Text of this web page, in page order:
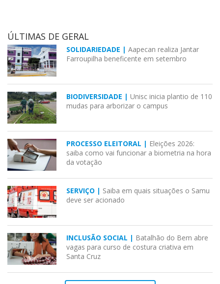
ÚLTIMAS DE GERAL
SOLIDARIEDADE | Aapecan realiza Jantar
Farroupilha beneficente em setembro
BIODIVERSIDADE | Unisc inicia plantio de 110
mudas para arborizar o campus
PROCESSO ELEITORAL | Eleições 2026:
saiba como vai funcionar a biometria na hora
da votação
SERVIÇO | Saiba em quais situações o Samu
deve ser acionado
INCLUSÃO SOCIAL | Batalhão do Bem abre
vagas para curso de costura criativa em
Santa Cruz